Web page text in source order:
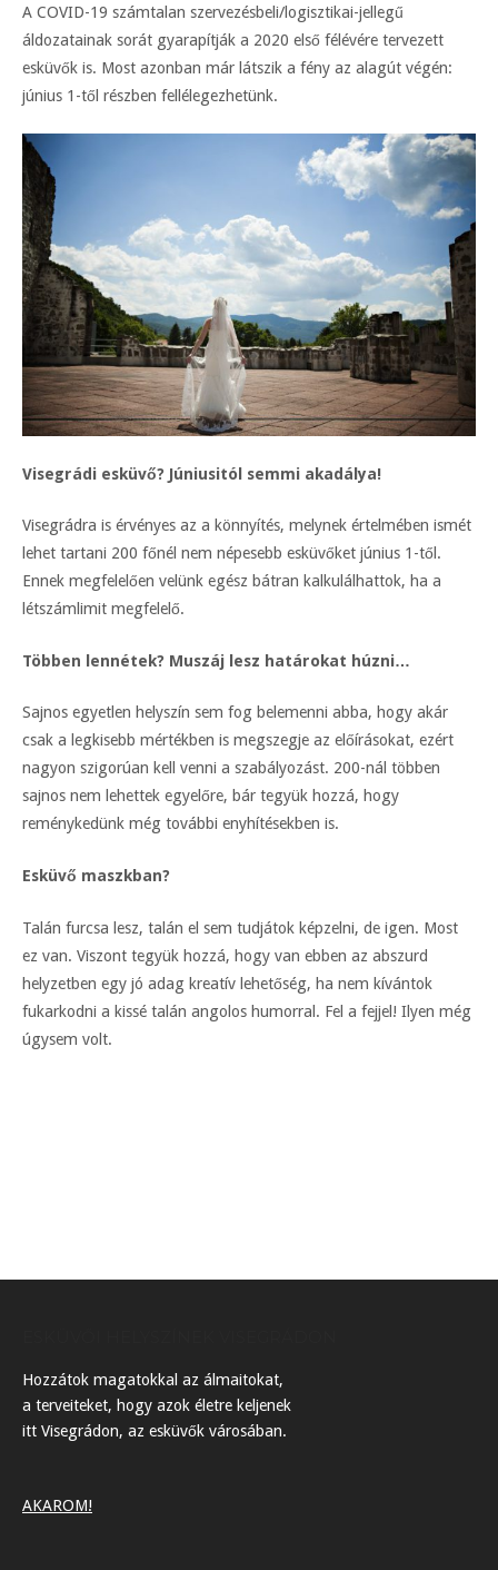
A COVID-19 számtalan szervezésbeli/logisztikai-jellegű
áldozatainak sorát gyarapítják a 2020 első félévére tervezett
esküvők is. Most azonban már látszik a fény az alagút végén:
június 1-től részben fellélegezhetünk.
Visegrádi esküvő? Júniusitól semmi akadálya!
Visegrádra is érvényes az a könnyítés, melynek értelmében ismét
lehet tartani 200 főnél nem népesebb esküvőket június 1-től.
Ennek megfelelően velünk egész bátran kalkulálhattok, ha a
létszámlimit megfelelő.
Többen lennétek? Muszáj lesz határokat húzni…
Sajnos egyetlen helyszín sem fog belemenni abba, hogy akár
csak a legkisebb mértékben is megszegje az előírásokat, ezért
nagyon szigorúan kell venni a szabályozást. 200-nál többen
sajnos nem lehettek egyelőre, bár tegyük hozzá, hogy
reménykedünk még további enyhítésekben is.
Esküvő maszkban?
Talán furcsa lesz, talán el sem tudjátok képzelni, de igen. Most
ez van. Viszont tegyük hozzá, hogy van ebben az abszurd
helyzetben egy jó adag kreatív lehetőség, ha nem kívántok
fukarkodni a kissé talán angolos humorral. Fel a fejjel! Ilyen még
úgysem volt.
Hozzátok magatokkal az álmaitokat,
a terveiteket, hogy azok életre keljenek
itt Visegrádon, az esküvők városában.
AKAROM!